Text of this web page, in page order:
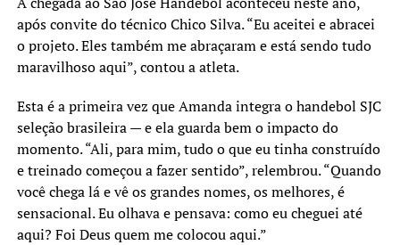
após convite do técnico Chico Silva. “Eu aceitei e abracei
o projeto. Eles também me abraçaram e está sendo tudo
maravilhoso aqui”, contou a atleta.
Esta é a primeira vez que Amanda integra o handebol SJC
seleção brasileira — e ela guarda bem o impacto do
momento. “Ali, para mim, tudo o que eu tinha construído
e treinado começou a fazer sentido”, relembrou. “Quando
você chega lá e vê os grandes nomes, os melhores, é
sensacional. Eu olhava e pensava: como eu cheguei até
aqui? Foi Deus quem me colocou aqui.”